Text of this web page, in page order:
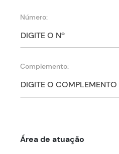
Número:
Complemento:
Área de atuação